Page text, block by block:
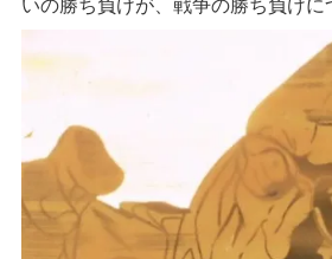
いの勝ち負けが、戦争の勝ち負けに